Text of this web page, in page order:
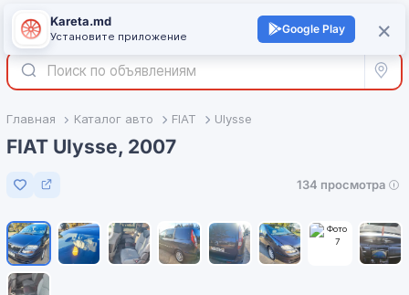
Войти +
Все
Главная Каталог авто FIAT Ulysse
FIAT Ulysse, 2007
Добавить в избранное
134 просмотра
×
Kareta.md
Установите приложение
Google Play